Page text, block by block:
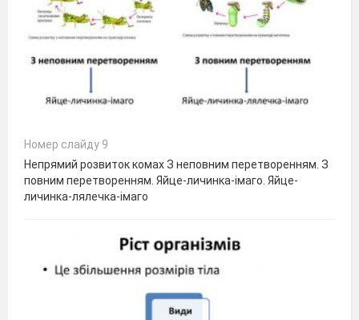
Номер слайду 9
Непрямий розвиток комах З неповним перетворенням. З
повним перетворенням. Яйце-личинка-імаго. Яйце-
личинка-лялечка-імаго